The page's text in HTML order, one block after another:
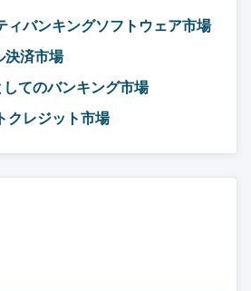
ィバンキングソフトウェア市場
決済市場
てのバンキング市場
クレジット市場